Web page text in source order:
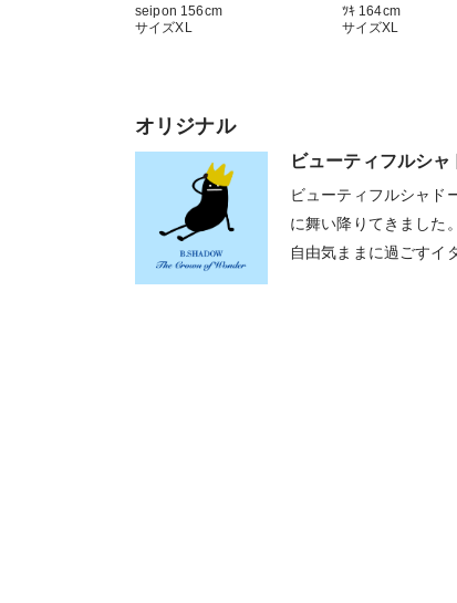
seipon 156cm
サイズXL
ﾂｷ 164cm
サイズXL
オリジナル
ビューティフルシャ
ビューティフルシャド
に舞い降りてきました
自由気ままに過ごすイ
無尽に動き回ります。